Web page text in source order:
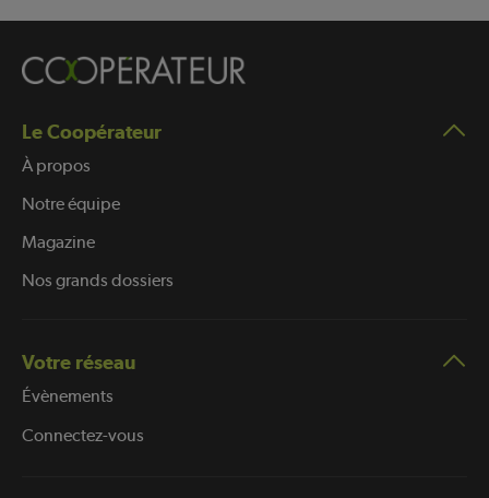
Le Coopérateur
À propos
Notre équipe
Magazine
Nos grands dossiers
Votre réseau
Évènements
Connectez-vous